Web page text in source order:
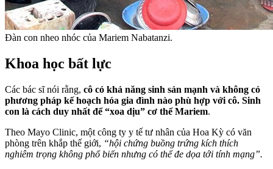
Đàn con nheo nhóc của Mariem Nabatanzi.
Khoa học bất lực
Các bác sĩ nói rằng, cô có khả năng sinh sản mạnh và không có
phương pháp kế hoạch hóa gia đình nào phù hợp với cô. Sinh
con là cách duy nhất để “xoa dịu” cơ thể Mariem.
Theo Mayo Clinic, một công ty y tế tư nhân của Hoa Kỳ có văn
phòng trên khắp thế giới, “hội chứng buồng trứng kích thích
nghiêm trọng không phổ biến nhưng có thể đe dọa tới tính mạng”.